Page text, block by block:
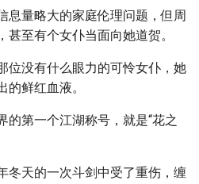
息量略大的家庭伦理问题，但周
至有个女仆当面向她道贺。
位没有什么眼力的可怜女仆，她
鲜红血液。
的第一个江湖称号，就是“花之
冬天的一次斗剑中受了重伤，缠